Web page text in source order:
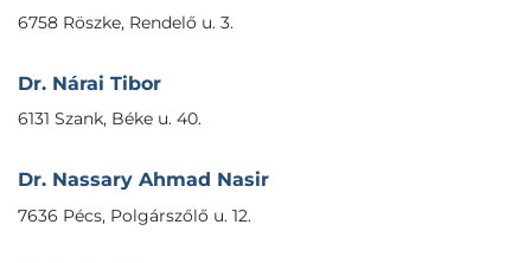
6758 Röszke, Rendelő u. 3.
Dr. Nárai Tibor
6131 Szank, Béke u. 40.
Dr. Nassary Ahmad Nasir
7636 Pécs, Polgárszőlő u. 12.